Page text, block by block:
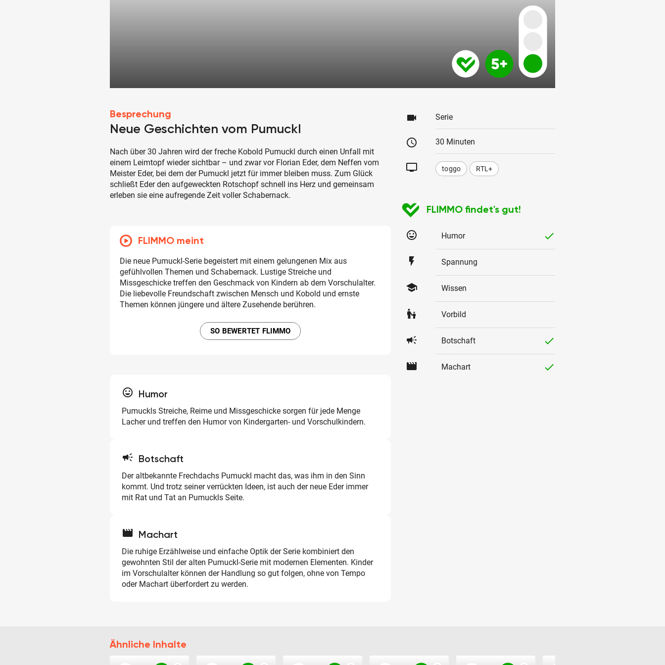
Besprechung
Neue Geschichten vom Pumuckl
Nach über 30 Jahren wird der freche Kobold Pumuckl durch einen Unfall mit
einem Leimtopf wieder sichtbar – und zwar vor Florian Eder, dem Neffen vom
Meister Eder, bei dem der Pumuckl jetzt für immer bleiben muss. Zum Glück
schließt Eder den aufgeweckten Rotschopf schnell ins Herz und gemeinsam
erleben sie eine aufregende Zeit voller Schabernack.
FLIMMO meint
Die neue Pumuckl-Serie begeistert mit einem gelungenen Mix aus
gefühlvollen Themen und Schabernack. Lustige Streiche und
Missgeschicke treffen den Geschmack von Kindern ab dem Vorschulalter.
Die liebevolle Freundschaft zwischen Mensch und Kobold und ernste
Themen können jüngere und ältere Zusehende berühren.
SO BEWERTET FLIMMO
tag_faces Humor
Pumuckls Streiche, Reime und Missgeschicke sorgen für jede Menge
Lacher und treffen den Humor von Kindergarten- und Vorschulkindern.
campaign Botschaft
Der altbekannte Frechdachs Pumuckl macht das, was ihm in den Sinn
kommt. Und trotz seiner verrückten Ideen, ist auch der neue Eder immer
mit Rat und Tat an Pumuckls Seite.
movie Machart
Die ruhige Erzählweise und einfache Optik der Serie kombiniert den
gewohnten Stil der alten Pumuckl-Serie mit modernen Elementen. Kinder
im Vorschulalter können der Handlung so gut folgen, ohne von Tempo
oder Machart überfordert zu werden.
videocam Serie
schedule 30 Minuten
tv toggo RTL+
FLIMMO findet's gut!
tag_faces Humor checked
flash_on Spannung
school Wissen
escalator_warning Vorbild
campaign Botschaft checked
movie Machart checked
Ähnliche Inhalte